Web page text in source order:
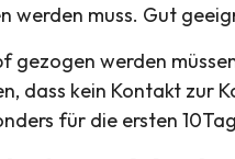
werden muss. Gut
gezogen werden
dass kein Kontakt zur
für die ersten